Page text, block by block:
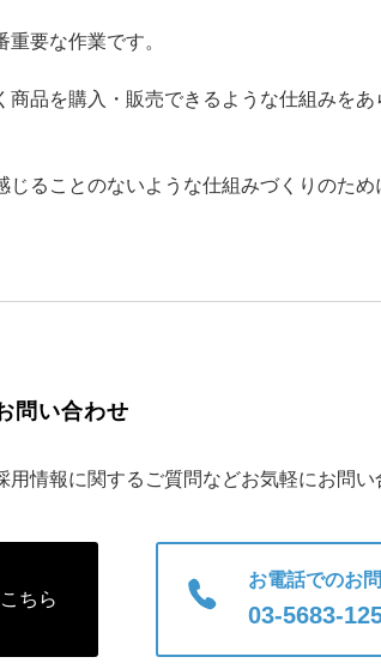
要な作業です。
商品を購入・販売できるような仕組みを
ることのないような仕組みづくりのため
問い合わせ
情報に関するご質問などお気軽にお問い
ちら
お電話でのお
03-5683-